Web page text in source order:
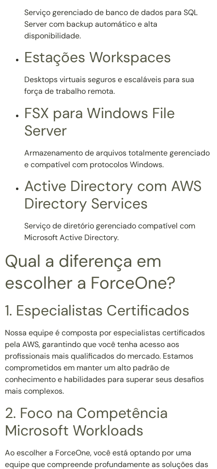
Serviço gerenciado de banco de dados para SQL
Server com backup automático e alta
disponibilidade.
Estações Workspaces
Desktops virtuais seguros e escaláveis para sua
força de trabalho remota.
FSX para Windows File
Server
Armazenamento de arquivos totalmente gerenciado
e compatível com protocolos Windows.
Active Directory com AWS
Directory Services
Serviço de diretório gerenciado compatível com
Microsoft Active Directory.
Qual a diferença em
escolher a ForceOne?
1. Especialistas Certificados
Nossa equipe é composta por especialistas certificados
pela AWS, garantindo que você tenha acesso aos
profissionais mais qualificados do mercado. Estamos
comprometidos em manter um alto padrão de
conhecimento e habilidades para superar seus desafios
mais complexos.
2. Foco na Competência
Microsoft Workloads
Ao escolher a ForceOne, você está optando por uma
equipe que compreende profundamente as soluções das